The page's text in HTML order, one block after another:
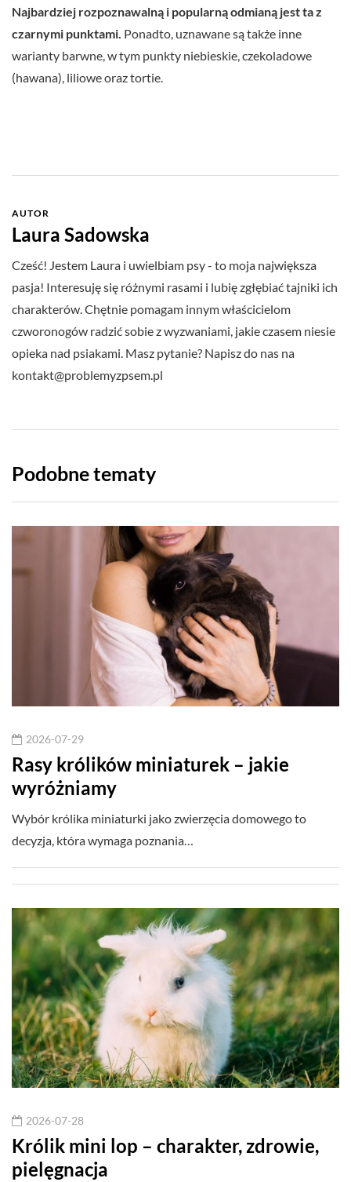
Najbardziej rozpoznawalną i popularną odmianą jest ta z
czarnymi punktami. Ponadto, uznawane są także inne
warianty barwne, w tym punkty niebieskie, czekoladowe
(hawana), liliowe oraz tortie.
AUTOR
Laura Sadowska
Cześć! Jestem Laura i uwielbiam psy - to moja największa
pasja! Interesuję się różnymi rasami i lubię zgłębiać tajniki ich
charakterów. Chętnie pomagam innym właścicielom
czworonogów radzić sobie z wyzwaniami, jakie czasem niesie
opieka nad psiakami. Masz pytanie? Napisz do nas na
kontakt@problemyzpsem.pl
Podobne tematy
2026-07-29
Rasy królików miniaturek – jakie
wyróżniamy
Wybór królika miniaturki jako zwierzęcia domowego to
decyzja, która wymaga poznania…
2026-07-28
Królik mini lop – charakter, zdrowie,
pielęgnacja